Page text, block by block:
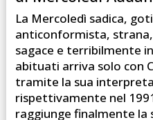
La Mercoledì sadica,
anticonformista,
sagace e terribilmente
abituati arriva solo con
tramite la sua
rispettivamente nel
raggiunge finalmente la